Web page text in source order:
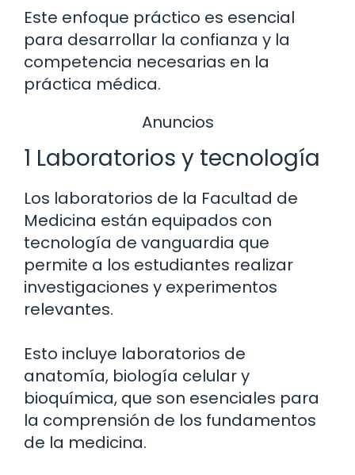
Este enfoque práctico es esencial
para desarrollar la confianza y la
competencia necesarias en la
práctica médica.
Anuncios
1 Laboratorios y tecnología
Los laboratorios de la Facultad de
Medicina están equipados con
tecnología de vanguardia que
permite a los estudiantes realizar
investigaciones y experimentos
relevantes.
Esto incluye laboratorios de
anatomía, biología celular y
bioquímica, que son esenciales para
la comprensión de los fundamentos
de la medicina.